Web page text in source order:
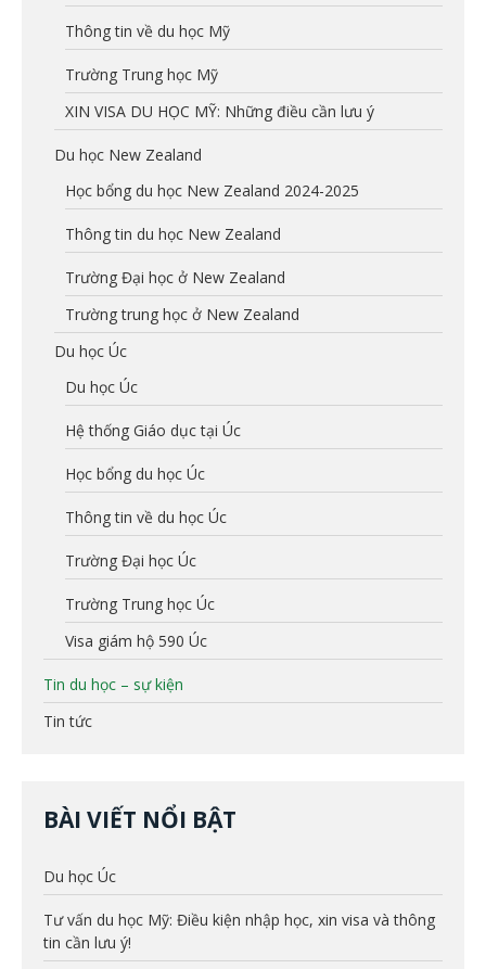
Thông tin về du học Mỹ
Trường Trung học Mỹ
XIN VISA DU HỌC MỸ: Những điều cần lưu ý
Du học New Zealand
Học bổng du học New Zealand 2024-2025
Thông tin du học New Zealand
Trường Đại học ở New Zealand
Trường trung học ở New Zealand
Du học Úc
Du học Úc
Hệ thống Giáo dục tại Úc
Học bổng du học Úc
Thông tin về du học Úc
Trường Đại học Úc
Trường Trung học Úc
Visa giám hộ 590 Úc
Tin du học – sự kiện
Tin tức
BÀI VIẾT NỔI BẬT
Du học Úc
Tư vấn du học Mỹ: Điều kiện nhập học, xin visa và thông
tin cần lưu ý!